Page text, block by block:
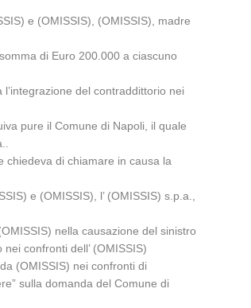
e (OMISSIS), (OMISSIS), madre
di Euro 200.000 a ciascuno
del contraddittorio nei
pure il Comune di Napoli, il quale
chiedeva di chiamare in causa la
e (OMISSIS), l’ (OMISSIS) s.p.a.,
nella causazione del sinistro
confronti dell’ (OMISSIS)
(OMISSIS) nei confronti di
sulla domanda del Comune di